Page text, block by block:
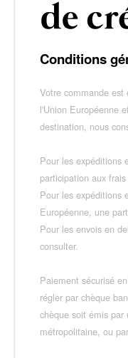
Conditions
Votre commande est
l'Union Européenne
destination, nous
Pour les expéditions
participation aux
Pour les expéditions
Européenne, une
Pour les envois en
consulter.
Paiement sécurisé
régler par chèque
chèque soit émis par
métropolitaine, ou